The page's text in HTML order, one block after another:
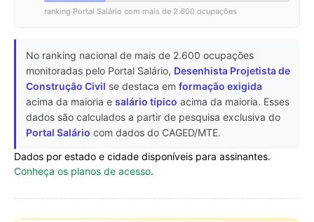
ranking Portal Salário com mais de 2.600 ocupações
No ranking nacional de mais de 2.600 ocupações
monitoradas pelo Portal Salário, Desenhista Projetista de
Construção Civil se destaca em formação exigida
acima da maioria e salário típico acima da maioria. Esses
dados são calculados a partir de pesquisa exclusiva do
Portal Salário com dados do CAGED/MTE.
Dados por estado e cidade disponíveis para assinantes.
Conheça os planos de acesso.